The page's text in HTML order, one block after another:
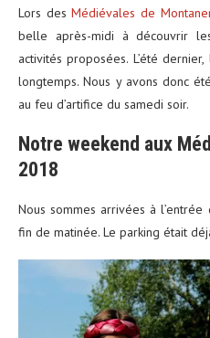
Lors desMédiévales de
belle après-midi à découvrir
activités proposées. L’été
longtemps. Nous y avons donc
au feu d’artifice du samedi soir.
Notre weekend aux
2018
Nous sommes arrivées à
fin de matinée. Le parking était